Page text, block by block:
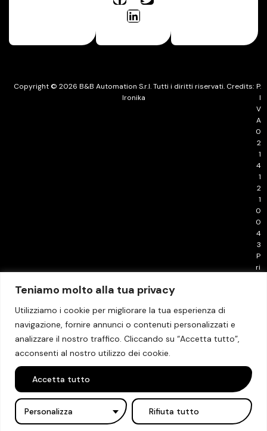
Teniamo molto alla tua privacy
Utilizziamo i cookie per migliorare la tua esperienza di
navigazione, fornire annunci o contenuti personalizzati e
analizzare il nostro traffico. Cliccando su “Accetta tutto”,
acconsenti al nostro utilizzo dei cookie.
Personalizza Rifiuta tutto
Accetta tutto
Copyright © 2026 B&B Automation S.r.l. Tutti i diritti riservati. Credits:
Ironika
P.
I
V
A
0
2
1
4
1
2
1
0
0
4
3
P
ri